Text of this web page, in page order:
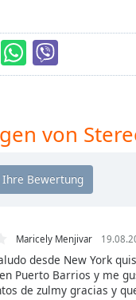
von
Maricely Menjivar
desde New York
Puerto Barrios y me
de zulmy gracias y